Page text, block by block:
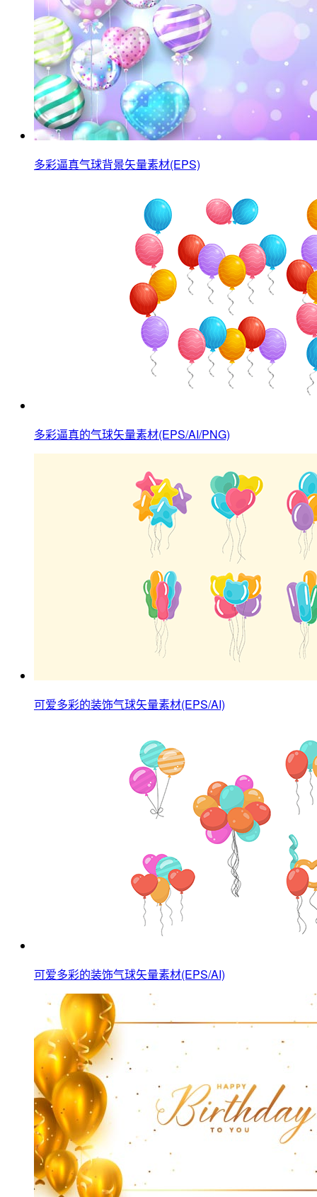
多彩逼真气球背景矢量素材(EPS)
多彩逼真的气球矢量素材(EPS/AI/PNG)
可爱多彩的装饰气球矢量素材(EPS/AI)
可爱多彩的装饰气球矢量素材(EPS/AI)